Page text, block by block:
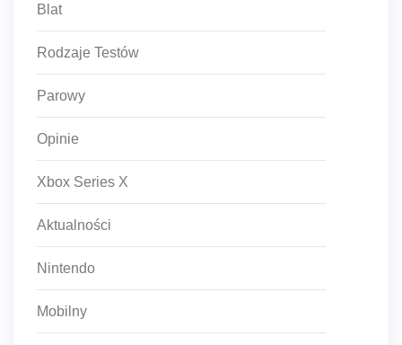
Blat
Rodzaje Testów
Parowy
Opinie
Xbox Series X
Aktualności
Nintendo
Mobilny